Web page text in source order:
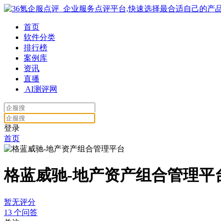
首页
软件分类
排行榜
案例库
资讯
直播
AI测评网
登录
首页
格蓝威驰-地产资产组合管理平
暂无评分
13 个问答